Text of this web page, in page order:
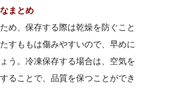
まとめ
め、保存する際は乾燥を防ぐこと
すももは傷みやすいので、早めに
う。冷凍保存する場合は、空気を
ることで、品質を保つことができ